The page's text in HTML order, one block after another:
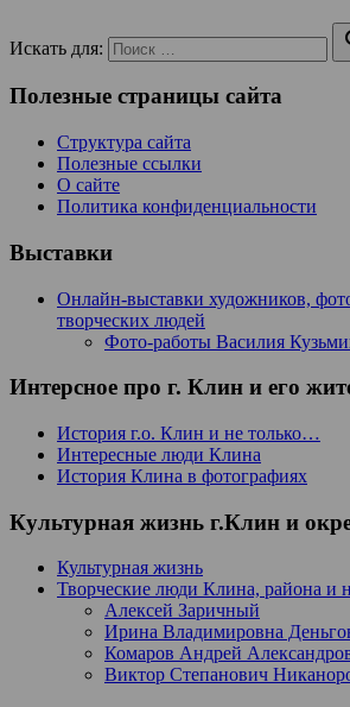
Искать для:
Полезные страницы сайта
Структура сайта
Полезные ссылки
О сайте
Политика конфиденциальности
Выставки
Онлайн-выставки художников,
творческих людей
Фото-работы Василия
Интерсное про г. Клин и его
История г.о. Клин и не только…
Интересные люди Клина
История Клина в фотографиях
Культурная жизнь г.Клин и
Культурная жизнь
Творческие люди Клина, района и
Алексей Заричный
Ирина Владимировна
Комаров Андрей
Виктор Степанович